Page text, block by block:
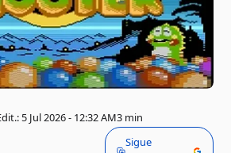
5 Jul 2026 - 12:32 AM3 min
Sigue